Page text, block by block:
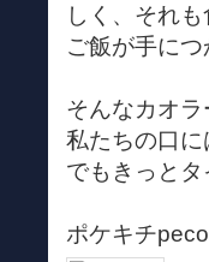
しく、それ
ご飯が手につ
そんなカオ
私たちの口
でもきっと
ポケキチpeco